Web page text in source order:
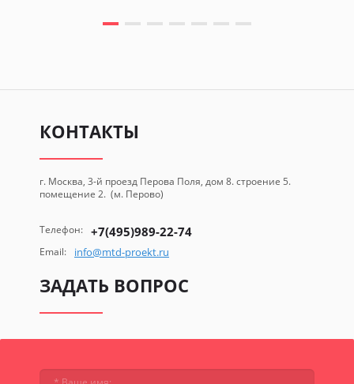
КОНТАКТЫ
г. Москва, 3-й проезд Перова Поля, дом 8. строение 5.
помещение 2. (м. Перово)
Телефон: +7(495)989-22-74
Email: info@mtd-proekt.ru
ЗАДАТЬ ВОПРОС